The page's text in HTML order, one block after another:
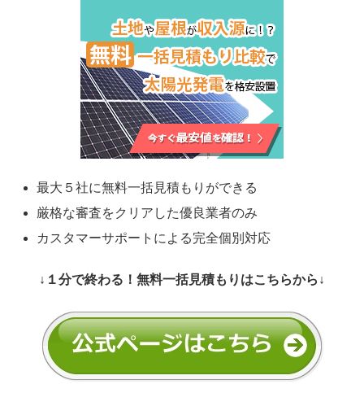
最大５社に無料一括見積もりができる
厳格な審査をクリアした優良業者のみ
カスタマーサポートによる完全個別対応
↓１分で終わる！無料一括見積もりはこちらから↓